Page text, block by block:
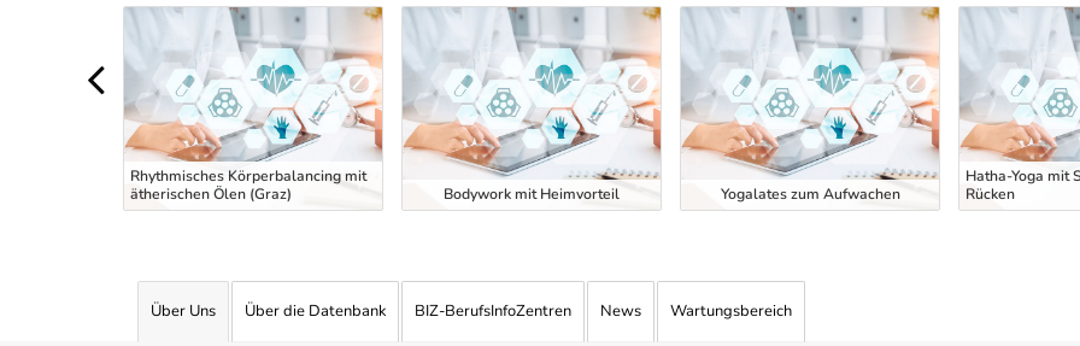
Uber Weiterbildungsvorschläge
Rhythmisches Körperbalancing mit
ätherischen Ölen (Graz)
Bodywork mit Heimvorteil Yogalates zum Aufwachen
Hatha-Yoga mit
Rücken
Über Uns Über die Datenbank BIZ-BerufsInfoZentren News Wartungsbereich